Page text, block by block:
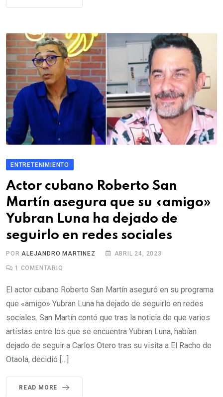
ENTRETENIMIENTO
Actor cubano Roberto San
Martín asegura que su «amigo»
Yubran Luna ha dejado de
seguirlo en redes sociales
PORALEJANDRO MARTINEZ ABRIL 24, 2023
1 COMENTARIO
El actor cubano Roberto San Martín aseguró en su programa
que «amigo» Yubran Luna ha dejado de seguirlo en redes
sociales. San Martín contó que tras la noticia de que varios
artistas entre los que se encuentra Yubran Luna, habían
dejado de seguir a Carlos Otero tras su visita a El Racho de
Otaola, decidió […]
READ MORE